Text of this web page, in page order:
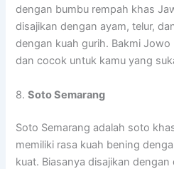
dengan bumbu rempah khas
disajikan dengan ayam, telur,
dengan kuah gurih. Bakmi Jowo
dan cocok untuk kamu yang
8.Soto Semarang
Soto Semarang adalah soto
memiliki rasa kuah bening
kuat. Biasanya disajikan